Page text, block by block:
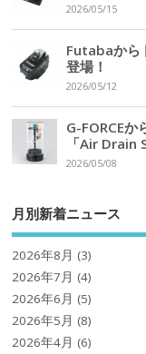
2026/05/15
Futabaから
登場！
2026/05/12
G-FORCE
「Air Drain
2026/05/08
月別新着ニュース
2026年8月 (3)
2026年7月 (4)
2026年6月 (5)
2026年5月 (8)
2026年4月 (6)